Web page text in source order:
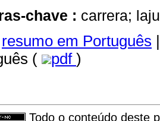
chave : carrera;
resumo em Português |
(
pdf )
Todo o conteúdo deste